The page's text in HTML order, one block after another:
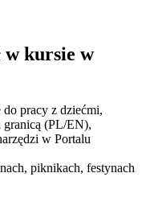
w kursie w
do pracy z dziećmi,
granicą (PL/EN),
w Portalu
piknikach, festynach